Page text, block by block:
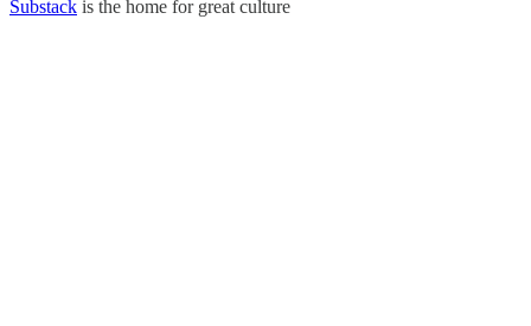
Substack is the home for great culture